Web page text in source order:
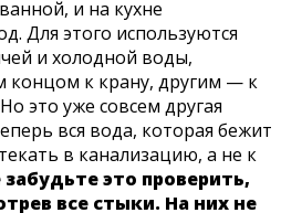
и на кухне
Для этого используются
и холодной воды,
концом к крану, другим — к
это уже совсем другая
вся вода, которая бежит
в канализацию, а не к
забудьте это проверить,
все стыки. На них не